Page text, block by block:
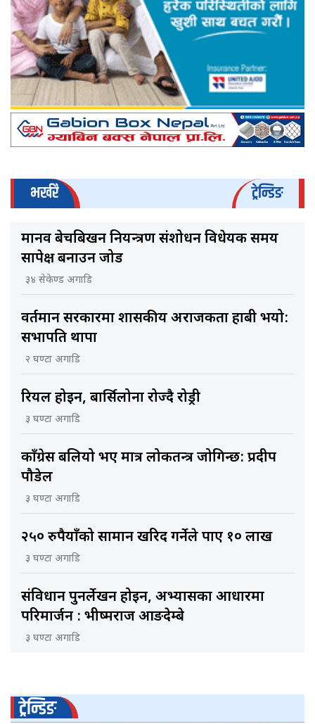
भर्खरै ट्रेन्डिङ
मानव बेचबिखन नियन्त्रण संशोधन विधेयक समय
सापेक्ष बनाउन जोड
३४ सेकेण्ड अगाडि
वर्तमान सरकारमा शासकीय अराजकता हाबी भयो:
सभापति थापा
२ घण्टा अगाडि
रियल होइन, बार्सिलोना रोज्दै रोड्री
३ घण्टा अगाडि
काँग्रेस बलियो भए मात्र लोकतन्त्र जोगिन्छ: प्रदीप
पौडेल
३ घण्टा अगाडि
२५० रुपैयाँको सामान खरिद गर्नेले पाए १० लाख
३ घण्टा अगाडि
संविधान पुनर्लेखन होइन, अभ्यासका आधारमा
परिमार्जन : भीष्मराज आङदेम्बे
३ घण्टा अगाडि
ट्रेन्डिङ